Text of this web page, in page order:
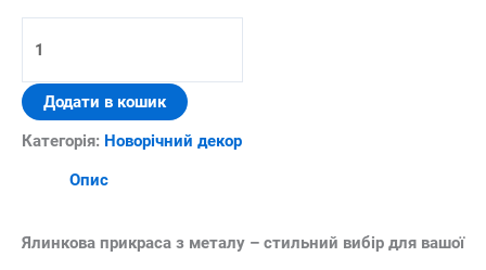
"Витинанка"
10
Додати в кошик
Категорія: Новорічний декор
Опис
Ялинкова прикраса з металу – стильний вибір для вашої